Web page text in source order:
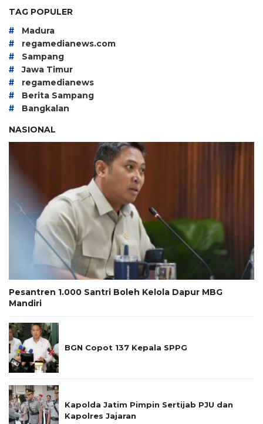
TAG POPULER
# Madura
# regamedianews.com
# Sampang
# Jawa Timur
# regamedianews
# Berita Sampang
#
Bangkalan
NASIONAL
Pesantren 1.000 Santri Boleh Kelola Dapur MBG
Mandiri
BGN Copot 137 Kepala SPPG
Kapolda Jatim Pimpin Sertijab PJU dan
Kapolres Jajaran